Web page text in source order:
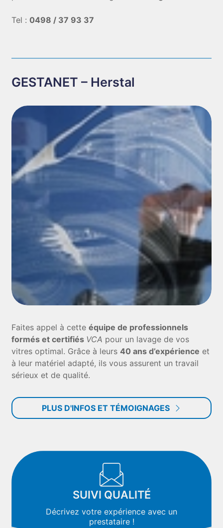
Tel : 0498 / 37 93 37
GESTANET – Herstal
Faites appel à cetteéquipe de professionnels
formés et certifiés VCA pour un lavage de vos
vitres optimal. Grâce à leurs40 ans d’expérience et
à leur matériel adapté, ils vous assurent un travail
sérieux et de qualité.
PLUS D'INFOS ET TÉMOIGNAGES
SUIVI QUALITÉ
Décrivez votre expérience avec un
prestataire !